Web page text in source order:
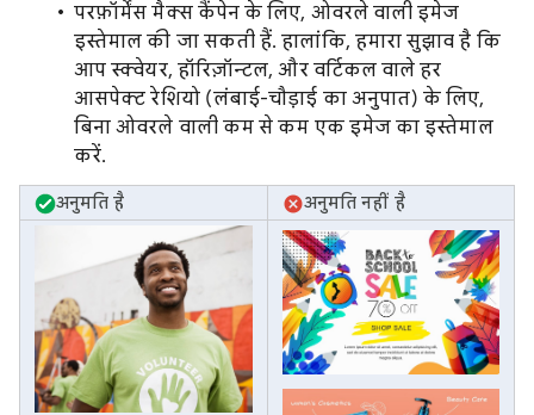
परफ़ॉर्मेंस मैक्स कैंपेन के लिए, ओवरले वाली इमेज
इस्तेमाल की जा सकती हैं. हालांकि, हमारा सुझाव है कि
आप स्क्वेयर, हॉरिज़ॉन्टल, और वर्टिकल वाले हर
आसपेक्ट रेशियो (लंबाई-चौड़ाई का अनुपात) के लिए,
बिना ओवरले वाली कम से कम एक इमेज का इस्तेमाल
करें.
अनुमति है अनुमति नहीं है